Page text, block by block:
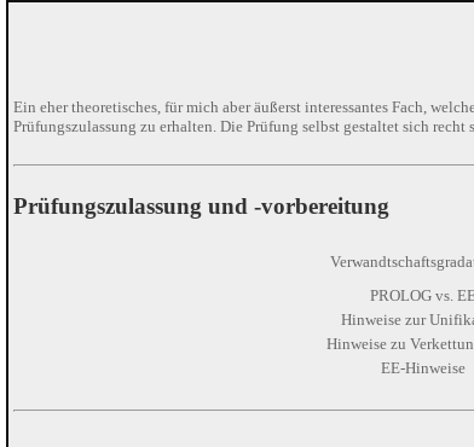
Ein eher theoretisches, für mich aber äußerst interessantes Fach,
Prüfungszulassung zu erhalten. Die Prüfung selbst gestaltet sich
Prüfungszulassung und -vorbereitung
PROLOG vs.
Hinweise zur
Hinweise zu
EE-Hinweise